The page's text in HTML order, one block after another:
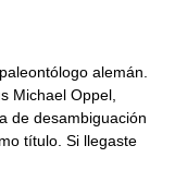
alemán.
Michael Oppel,
de desambiguación
título. Si llegaste